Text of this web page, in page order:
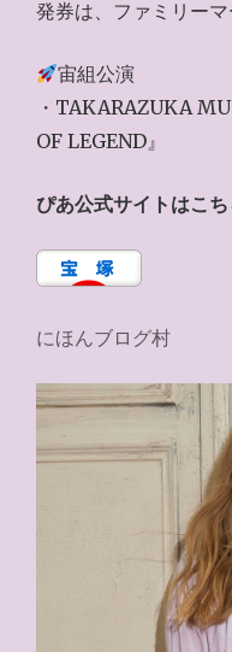
発券は、ファミリーマ
宙組公演
・TAKARAZUKA
OF LEGEND』
ぴあ公式サイトはこち
にほんブログ村